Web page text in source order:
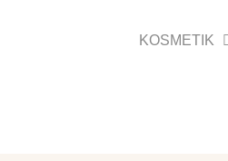
KOSMETIK